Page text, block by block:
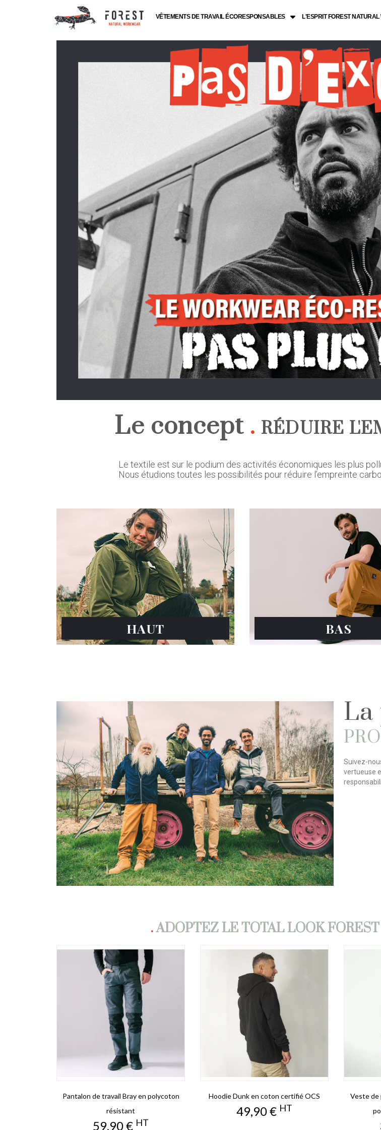
VÊTEMENTS DE TRAVAIL ÉCORESPONSABLES L'ESPRIT FOREST
Le concept . RÉDUIRE
Le textile est sur le podium des activités économiques les plus
Nous étudions toutes les possibilités pour réduire l’empreinte
HAUT BAS
La
Suivez-
vertueuse
.ADOPTEZ LE TOTAL LOOK
Pantalon de travail Bray en polycoton
résistant
Prix
59,90 € HT
Hoodie Dunk en coton certifié OCS
Prix
49,90 € HT
Veste de